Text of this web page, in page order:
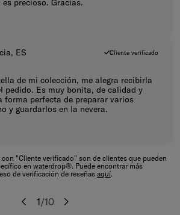
precioso. Gracias.
ES Cliente verificado
de mi colección, me alegra recibirla
pedido. Es muy bonita, de calidad y
forma perfecta de preparar varios
y guardarlos en la nevera.
con "Cliente verificado" son de clientes que pueden
en waterdrop®. Puede encontrar más
de verificación de reseñas aquí.
Anterior
1/10
Siguiente